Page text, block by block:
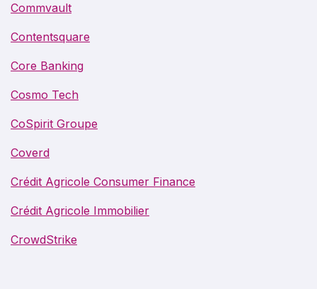
Commvault
Contentsquare
Core Banking
Cosmo Tech
CoSpirit Groupe
Coverd
Crédit Agricole Consumer Finance
Crédit Agricole Immobilier
CrowdStrike